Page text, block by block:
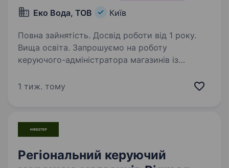
Еко Вода, ТОВ Київ
Повна зайнятість. Досвід роботи від 1 року.
Вища освіта. Запрошуємо на роботу
керуючого-адміністратора магазинів із
водія категорії В, досвід за кермом від 1 року;
1 тиж. тому
Регіональний керуючий